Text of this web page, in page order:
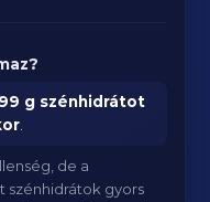
g szénhidrátot
de a
szénhidrátok gyors